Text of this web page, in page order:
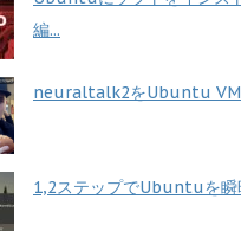
編...
neuraltalk2をUbuntu VM
1,2ステップでUbuntuを瞬